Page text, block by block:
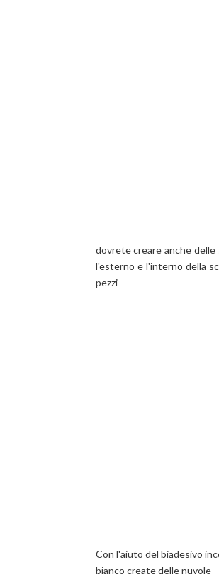
dovrete creare anche
l'esterno e l'interno della
pezzi
Con l'aiuto del biadesivo
bianco create delle nuvole